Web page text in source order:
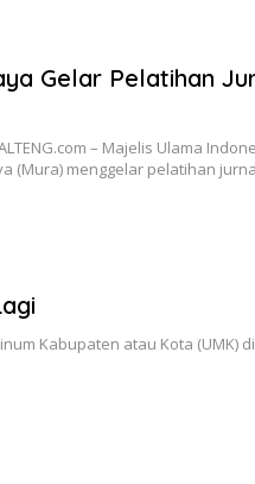
Gelar Pelatihan
– Majelis Ulama
(Mura) menggelar pelatihan
Kabupaten atau Kota (UMK)